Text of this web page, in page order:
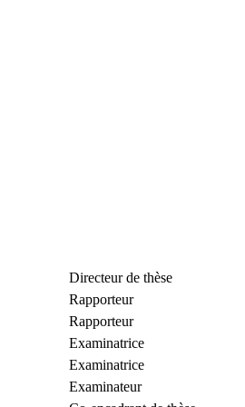
Directeur de thèse
Rapporteur
Rapporteur
Examinatrice
Examinatrice
Examinateur